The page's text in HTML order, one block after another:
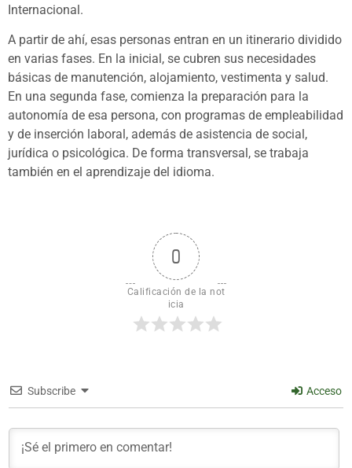
Internacional.
A partir de ahí, esas personas entran en un itinerario dividido
en varias fases. En la inicial, se cubren sus necesidades
básicas de manutención, alojamiento, vestimenta y salud.
En una segunda fase, comienza la preparación para la
autonomía de esa persona, con programas de empleabilidad
y de inserción laboral, además de asistencia de social,
jurídica o psicológica. De forma transversal, se trabaja
también en el aprendizaje del idioma.
0
Calificación de la not
icia
Subscribe Acceso